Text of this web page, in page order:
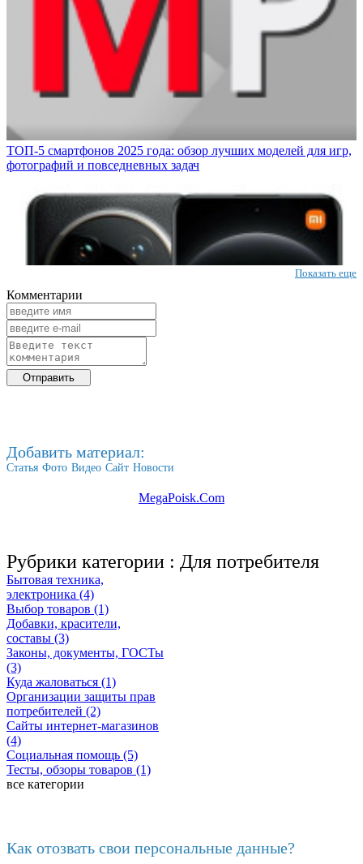
ТОП-5 смартфонов 2025 года: обзор лучших моделей для игр,
фотографий и повседневных задач
Показать еще
Комментарии
Добавить материал:
Статья Фото Видео Сайт Новости
MegaPoisk.Com
Рубрики категории : Для потребителя
Бытовая техника,
электроника (4)
Выбор товаров (1)
Добавки, красители,
составы (3)
Законы, документы, ГОСТы
(3)
Куда жаловаться (1)
Организации защиты прав
потребителей (2)
Сайты интернет-магазинов
(4)
Социальная помощь (5)
Тесты, обзоры товаров (1)
все категории
Как отозвать свои персональные данные?